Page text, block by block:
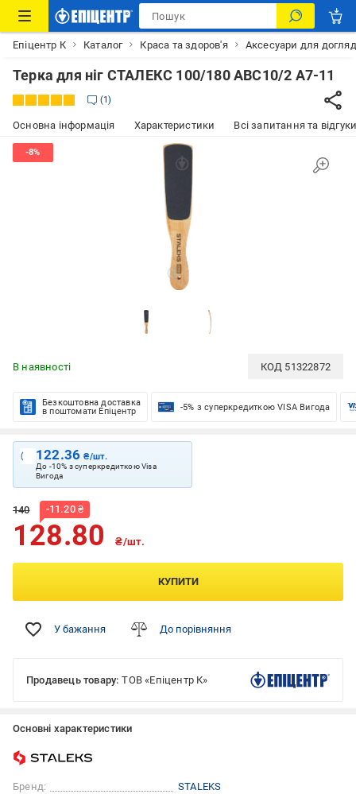
Епіцентр К Каталог Краса та здоров'я Аксесуари для
Терка для ніг СТАЛЕКС 100/180 ABC10/2 A7-11
1
Основна інформація Характеристики Всі запитання та
В наявності КОД 51322872
Безкоштовна доставка
в поштомати Епіцентр
-5% з суперкредиткою VISA Вигода
122.36₴/шт.
До -10% з суперкредиткою Visa
Вигода
140 -11.20₴
128.80 ₴/шт.
КУПИТИ
У бажання До порівняння
Продавець товару: ТОВ «Епіцентр К»
Основні характеристики
Бренд:
STALEKS